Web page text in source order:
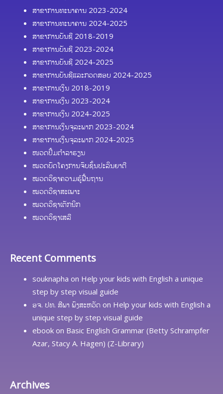
ສາຂາການທະນາຄານ 2023-2024
ສາຂາການທະນາຄານ 2024-2025
ສາຂາການບັນຊີ 2018-2019
ສາຂາການບັນຊີ 2023-2024
ສາຂາການບັນຊີ 2024-2025
ສາຂາການບັນຊີແລະກວດສອບ 2024-2025
ສາຂາການເງິນ 2018-2019
ສາຂາການເງິນ 2023-2024
ສາຂາການເງິນ 2024-2025
ສາຂາການເງິນຈຸລະພາກ 2023-2024
ສາຂາການເງິນຈຸລະພາກ 2024-2025
ໜວດປຶ້ມຕຳລາຮຽນ
ໝວດບົດໂຄງການຈົບຊັ້ນປະລິນຍາຕີ
ໝວດວິຊາຄວາມຮູ້ຟື້ນຖານ
ໝວດວິຊາສະເພາະ
ໝວດວິຊາເຕັກນິກ
ໝວດວິຊາເສລີ
Recent Comments
souknapha on Help your kids with English a unique
step by step visual guide
ອຈ. ປທ. ສີພາ ພົງສະຫວັດ on Help your kids with English a
unique step by step visual guide
ebook on Basic English Grammar (Betty Schrampfer
Azar, Stacy A. Hagen) (Z-Library)
Archives